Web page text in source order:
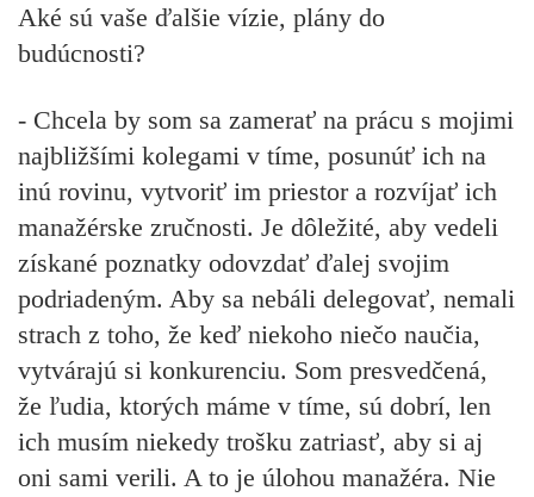
Aké sú vaše ďalšie vízie, plány do
budúcnosti?
- Chcela by som sa zamerať na prácu s mojimi
najbližšími kolegami v tíme, posunúť ich na
inú rovinu, vytvoriť im priestor a rozvíjať ich
manažérske zručnosti. Je dôležité, aby vedeli
získané poznatky odovzdať ďalej svojim
podriadeným. Aby sa nebáli delegovať, nemali
strach z toho, že keď niekoho niečo naučia,
vytvárajú si konkurenciu. Som presvedčená,
že ľudia, ktorých máme v tíme, sú dobrí, len
ich musím niekedy trošku zatriasť, aby si aj
oni sami verili. A to je úlohou manažéra. Nie